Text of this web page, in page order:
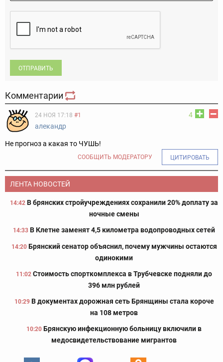
ОТПРАВИТЬ
Комментарии
4
24 НОЯ 17:18 #1
алекандр
Не прогноз а какая то ЧУШЬ!
СООБЩИТЬ МОДЕРАТОРУ ЦИТИРОВАТЬ
ЛЕНТА НОВОСТЕЙ
14:42 В брянских стройучреждениях сохранили 20% доплату за
ночные смены
14:33 В Клетне заменят 4,5 километра водопроводных сетей
14:20 Брянский сенатор объяснил, почему мужчины остаются
одинокими
11:02 Стоимость спорткомплекса в Трубчевске подняли до
396 млн рублей
10:29 В документах дорожная сеть Брянщины стала короче
на 108 метров
10:20 Брянскую инфекционную больницу включили в
медосвидетельствование мигрантов